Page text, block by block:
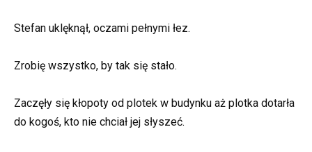
Stefan uklęknął, oczami pełnymi łez.
Zrobię wszystko, by tak się stało.
Zaczęły się kłopoty od plotek w budynku aż plotka dotarła
do kogoś, kto nie chciał jej słyszeć.